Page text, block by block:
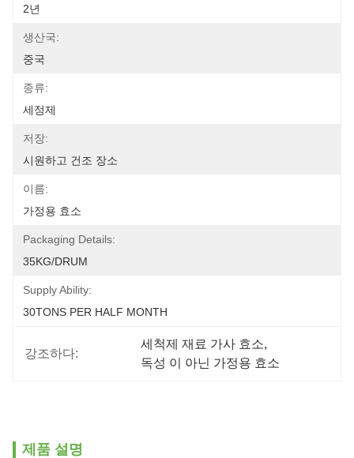
2년
생산국:
중국
종류:
세정제
저장:
시원하고 건조 장소
이름:
가정용 효소
Packaging Details:
35KG/DRUM
Supply Ability:
30TONS PER HALF MONTH
강조하다:
세척제 재료 가사 효소,
독성 이 아닌 가정용 효소
제품 설명